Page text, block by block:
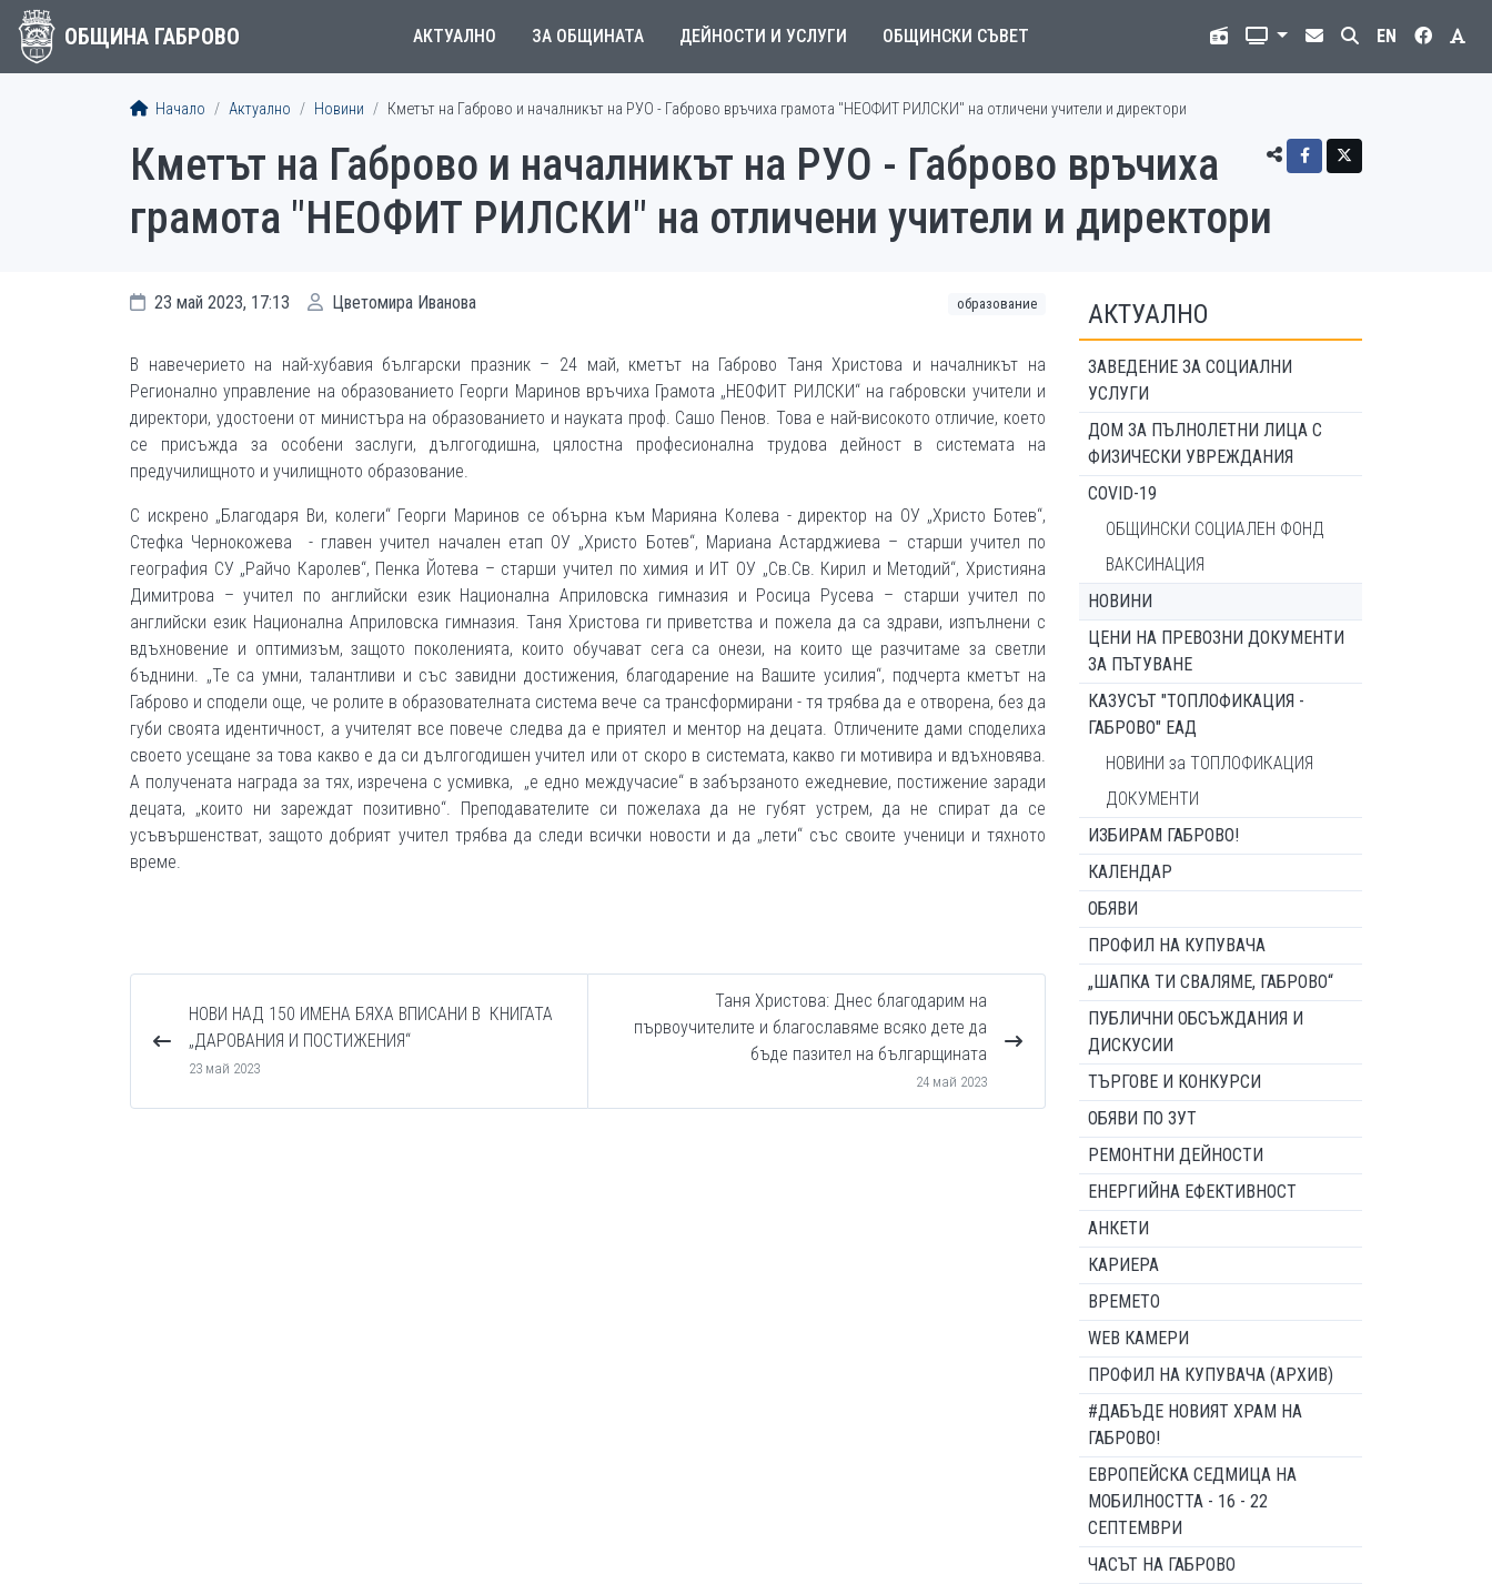
ОБЩИНА ГАБРОВО АКТУАЛНО ЗА ОБЩИНАТА ДЕЙНОСТИ И УСЛУГИ ОБЩИНСКИ СЪВЕТ EN
Начало Актуално Новини Кметът на Габрово и началникът на РУО - Габрово връчиха грамота "НЕОФИТ РИЛСКИ" на отличени учители и директори
Кметът на Габрово и началникът на РУО - Габрово връчиха
грамота "НЕОФИТ РИЛСКИ" на отличени учители и директори
23 май 2023, 17:13 Цветомира Иванова образование
В навечерието на най-хубавия български празник – 24 май, кметът на Габрово Таня Христова и началникът на
Регионално управление на образованието Георги Маринов връчиха Грамота „НЕОФИТ РИЛСКИ“ на габровски учители и
директори, удостоени от министъра на образованието и науката проф. Сашо Пенов. Това е най-високото отличие, което
се присъжда за особени заслуги, дългогодишна, цялостна професионална трудова дейност в системата на
предучилищното и училищното образование.
С искрено „Благодаря Ви, колеги“ Георги Маринов се обърна към Марияна Колева - директор на ОУ „Христо Ботев“,
Стефка Чернокожева - главен учител начален етап ОУ „Христо Ботев“, Мариана Астарджиева – старши учител по
география СУ „Райчо Каролев“, Пенка Йотева – старши учител по химия и ИТ ОУ „Св.Св. Кирил и Методий“, Християна
Димитрова – учител по английски език Национална Априловска гимназия и Росица Русева – старши учител по
английски език Национална Априловска гимназия. Таня Христова ги приветства и пожела да са здрави, изпълнени с
вдъхновение и оптимизъм, защото поколенията, които обучават сега са онези, на които ще разчитаме за светли
бъднини. „Те са умни, талантливи и със завидни достижения, благодарение на Вашите усилия“, подчерта кметът на
Габрово и сподели още, че ролите в образователната система вече са трансформирани - тя трябва да е отворена, без да
губи своята идентичност, а учителят все повече следва да е приятел и ментор на децата. Отличените дами споделиха
своето усещане за това какво е да си дългогодишен учител или от скоро в системата, какво ги мотивира и вдъхновява.
А получената награда за тях, изречена с усмивка, „е едно междучасие“ в забързаното ежедневие, постижение заради
децата, „които ни зареждат позитивно“. Преподавателите си пожелаха да не губят устрем, да не спират да се
усъвършенстват, защото добрият учител трябва да следи всички новости и да „лети“ със своите ученици и тяхното
време.
НОВИ НАД 150 ИМЕНА БЯХА ВПИСАНИ В КНИГАТА
„ДАРОВАНИЯ И ПОСТИЖЕНИЯ“
23 май 2023
Таня Христова: Днес благодарим на
първоучителите и благославяме всяко дете да
бъде пазител на българщината
24 май 2023
АКТУАЛНО
ЗАВЕДЕНИЕ ЗА СОЦИАЛНИ
УСЛУГИ
ДОМ ЗА ПЪЛНОЛЕТНИ ЛИЦА С
ФИЗИЧЕСКИ УВРЕЖДАНИЯ
COVID-19
ОБЩИНСКИ СОЦИАЛЕН ФОНД
ВАКСИНАЦИЯ
НОВИНИ
ЦЕНИ НА ПРЕВОЗНИ ДОКУМЕНТИ
ЗА ПЪТУВАНЕ
КАЗУСЪТ "ТОПЛОФИКАЦИЯ -
ГАБРОВО" ЕАД
НОВИНИ за ТОПЛОФИКАЦИЯ
ДОКУМЕНТИ
ИЗБИРАМ ГАБРОВО!
КАЛЕНДАР
ОБЯВИ
ПРОФИЛ НА КУПУВАЧА
„ШАПКА ТИ СВАЛЯМЕ, ГАБРОВО“
ПУБЛИЧНИ ОБСЪЖДАНИЯ И
ДИСКУСИИ
ТЪРГОВЕ И КОНКУРСИ
ОБЯВИ ПО ЗУТ
РЕМОНТНИ ДЕЙНОСТИ
ЕНЕРГИЙНА ЕФЕКТИВНОСТ
АНКЕТИ
КАРИЕРА
ВРЕМЕТО
WEB КАМЕРИ
ПРОФИЛ НА КУПУВАЧА (АРХИВ)
#ДАБЪДЕ НОВИЯТ ХРАМ НА
ГАБРОВО!
ЕВРОПЕЙСКА СЕДМИЦА НА
МОБИЛНОСТТА - 16 - 22
СЕПТЕМВРИ
ЧАСЪТ НА ГАБРОВО